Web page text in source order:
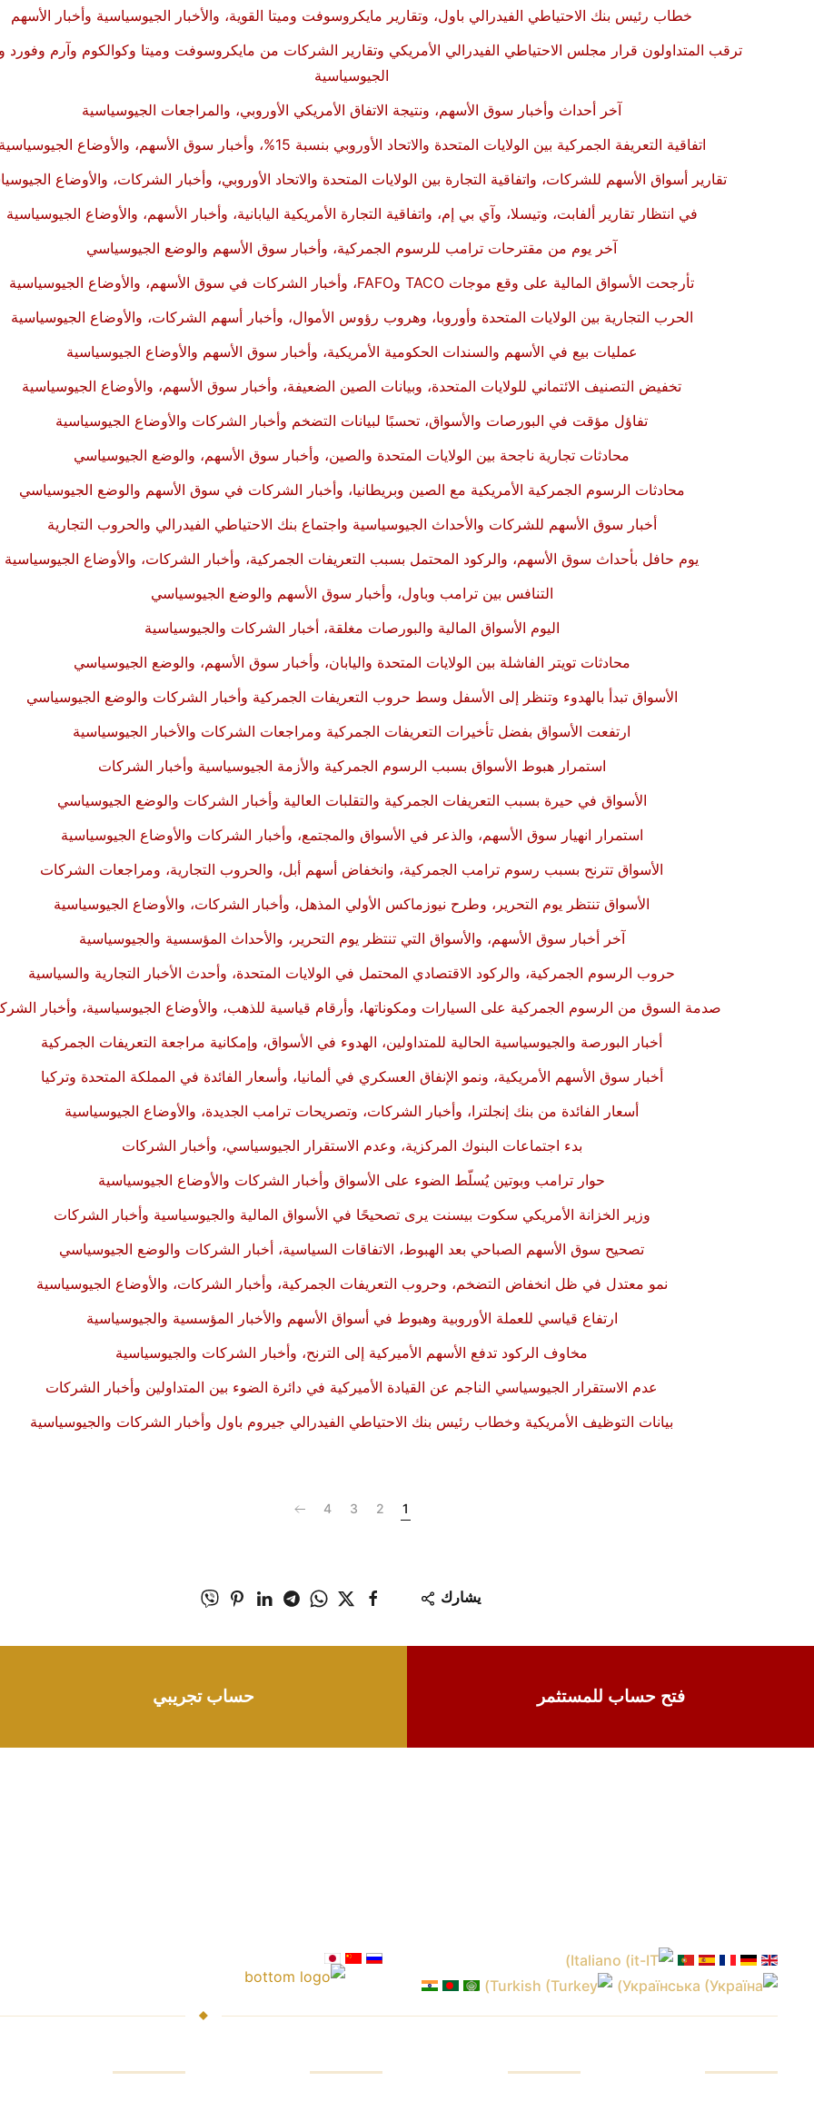
خطاب رئيس بنك الاحتياطي الفيدرالي باول، وتقارير مايكروسوفت وميتا القوية، والأخبار الجيوسياسية وأخبار الأسهم
ترقب المتداولون قرار مجلس الاحتياطي الفيدرالي الأمريكي وتقارير الشركات من مايكروسوفت وميتا وكوالكوم وآرم وفورد
الجيوسياسية
آخر أحداث وأخبار سوق الأسهم، ونتيجة الاتفاق الأمريكي الأوروبي، والمراجعات الجيوسياسية
اتفاقية التعريفة الجمركية بين الولايات المتحدة والاتحاد الأوروبي بنسبة 15%، وأخبار سوق الأسهم، والأوضاع الجيوسياسية
تقارير أسواق الأسهم للشركات، واتفاقية التجارة بين الولايات المتحدة والاتحاد الأوروبي، وأخبار الشركات، والأوضاع
في انتظار تقارير ألفابت، وتيسلا، وآي بي إم، واتفاقية التجارة الأمريكية اليابانية، وأخبار الأسهم، والأوضاع الجيوسياسية
آخر يوم من مقترحات ترامب للرسوم الجمركية، وأخبار سوق الأسهم والوضع الجيوسياسي
تأرجحت الأسواق المالية على وقع موجات TACO وFAFO، وأخبار الشركات في سوق الأسهم، والأوضاع الجيوسياسية
الحرب التجارية بين الولايات المتحدة وأوروبا، وهروب رؤوس الأموال، وأخبار أسهم الشركات، والأوضاع الجيوسياسية
عمليات بيع في الأسهم والسندات الحكومية الأمريكية، وأخبار سوق الأسهم والأوضاع الجيوسياسية
تخفيض التصنيف الائتماني للولايات المتحدة، وبيانات الصين الضعيفة، وأخبار سوق الأسهم، والأوضاع الجيوسياسية
تفاؤل مؤقت في البورصات والأسواق، تحسبًا لبيانات التضخم وأخبار الشركات والأوضاع الجيوسياسية
محادثات تجارية ناجحة بين الولايات المتحدة والصين، وأخبار سوق الأسهم، والوضع الجيوسياسي
محادثات الرسوم الجمركية الأمريكية مع الصين وبريطانيا، وأخبار الشركات في سوق الأسهم والوضع الجيوسياسي
أخبار سوق الأسهم للشركات والأحداث الجيوسياسية واجتماع بنك الاحتياطي الفيدرالي والحروب التجارية
يوم حافل بأحداث سوق الأسهم، والركود المحتمل بسبب التعريفات الجمركية، وأخبار الشركات، والأوضاع الجيوسياسية
التنافس بين ترامب وباول، وأخبار سوق الأسهم والوضع الجيوسياسي
اليوم الأسواق المالية والبورصات مغلقة، أخبار الشركات والجيوسياسية
محادثات تويتر الفاشلة بين الولايات المتحدة واليابان، وأخبار سوق الأسهم، والوضع الجيوسياسي
الأسواق تبدأ بالهدوء وتنظر إلى الأسفل وسط حروب التعريفات الجمركية وأخبار الشركات والوضع الجيوسياسي
ارتفعت الأسواق بفضل تأخيرات التعريفات الجمركية ومراجعات الشركات والأخبار الجيوسياسية
استمرار هبوط الأسواق بسبب الرسوم الجمركية والأزمة الجيوسياسية وأخبار الشركات
الأسواق في حيرة بسبب التعريفات الجمركية والتقلبات العالية وأخبار الشركات والوضع الجيوسياسي
استمرار انهيار سوق الأسهم، والذعر في الأسواق والمجتمع، وأخبار الشركات والأوضاع الجيوسياسية
الأسواق تترنح بسبب رسوم ترامب الجمركية، وانخفاض أسهم أبل، والحروب التجارية، ومراجعات الشركات
الأسواق تنتظر يوم التحرير، وطرح نيوزماكس الأولي المذهل، وأخبار الشركات، والأوضاع الجيوسياسية
آخر أخبار سوق الأسهم، والأسواق التي تنتظر يوم التحرير، والأحداث المؤسسية والجيوسياسية
حروب الرسوم الجمركية، والركود الاقتصادي المحتمل في الولايات المتحدة، وأحدث الأخبار التجارية والسياسية
صدمة السوق من الرسوم الجمركية على السيارات ومكوناتها، وأرقام قياسية للذهب، والأوضاع الجيوسياسية، وأخبار
أخبار البورصة والجيوسياسية الحالية للمتداولين، الهدوء في الأسواق، وإمكانية مراجعة التعريفات الجمركية
أخبار سوق الأسهم الأمريكية، ونمو الإنفاق العسكري في ألمانيا، وأسعار الفائدة في المملكة المتحدة وتركيا
أسعار الفائدة من بنك إنجلترا، وأخبار الشركات، وتصريحات ترامب الجديدة، والأوضاع الجيوسياسية
بدء اجتماعات البنوك المركزية، وعدم الاستقرار الجيوسياسي، وأخبار الشركات
حوار ترامب وبوتين يُسلّط الضوء على الأسواق وأخبار الشركات والأوضاع الجيوسياسية
وزير الخزانة الأمريكي سكوت بيسنت يرى تصحيحًا في الأسواق المالية والجيوسياسية وأخبار الشركات
تصحيح سوق الأسهم الصباحي بعد الهبوط، الاتفاقات السياسية، أخبار الشركات والوضع الجيوسياسي
نمو معتدل في ظل انخفاض التضخم، وحروب التعريفات الجمركية، وأخبار الشركات، والأوضاع الجيوسياسية
ارتفاع قياسي للعملة الأوروبية وهبوط في أسواق الأسهم والأخبار المؤسسية والجيوسياسية
مخاوف الركود تدفع الأسهم الأميركية إلى الترنح، وأخبار الشركات والجيوسياسية
عدم الاستقرار الجيوسياسي الناجم عن القيادة الأميركية في دائرة الضوء بين المتداولين وأخبار الشركات
بيانات التوظيف الأمريكية وخطاب رئيس بنك الاحتياطي الفيدرالي جيروم باول وأخبار الشركات والجيوسياسية
1
2
3
4
يشارك
فتح حساب للمستثمر حساب تجريبي